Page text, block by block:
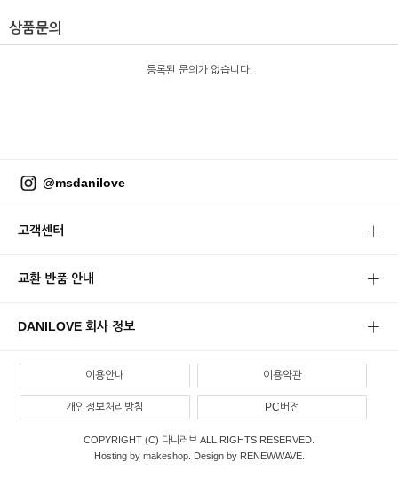
상품문의
등록된 문의가 없습니다.
@msdanilove
고객센터
교환 반품 안내
DANILOVE 회사 정보
이용안내 이용약관
개인정보처리방침 PC버전
COPYRIGHT (C) 다니러브 ALL RIGHTS RESERVED.
Hosting by makeshop. Design by RENEWWAVE.